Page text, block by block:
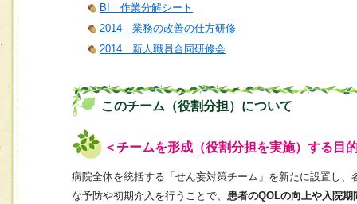
BI 作業分解シート
2014 業務の改善の仕方研修
2014 新人職員合同研修会
このチーム（役割分担）について
＜チームを形成（役割分担を実施）する目
病院全体を統括する「せん妄対策チーム」を新たに設置し
な予防や初期介入を行うことで、 患者のQOLの向上や入院期